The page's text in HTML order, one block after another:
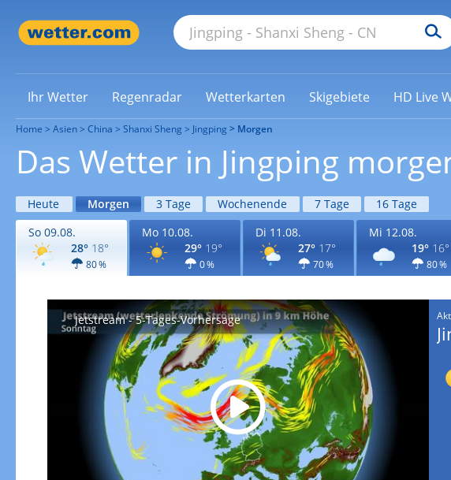
Ihr Wetter Regenradar Wetterkarten Skigebiete HD Live
Home Asien China Shanxi Sheng Jingping Morgen
Das Wetter in Jingping
Heute Morgen 3 Tage Wochenende 7 Tage 16 Tage
So 09.08.
28° 18°
80 %
Mo 10.08.
29° 19°
0 %
Di 11.08.
27° 17°
70 %
Mi 12.08.
19° 16°
80 %
Jetstream - 5-Tages-Vorhersage